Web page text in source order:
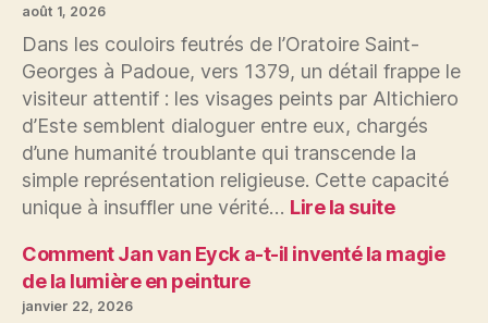
a
mis
en
scène
la
douleur
dans
la
Descente
de
août 1, 2026
Dans les couloirs feutrés de l’Oratoire Saint-
Georges à Padoue, vers 1379, un détail frappe le
visiteur attentif : les visages peints par Altichiero
d’Este semblent dialoguer entre eux, chargés
d’une humanité troublante qui transcende la
simple représentation religieuse. Cette capacité
unique à insuffler une vérité… Lire la suite:
Van
Comment Jan van Eyck a-t-il inventé la magie
de la lumière en peinture
janvier 22, 2026